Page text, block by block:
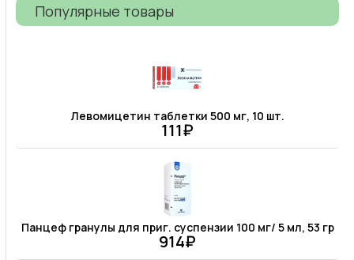
Популярные товары
Левомицетин таблетки 500 мг, 10 шт.
111₽
Панцеф гранулы для приг. суспензии 100 мг/ 5 мл, 53 гр
914₽